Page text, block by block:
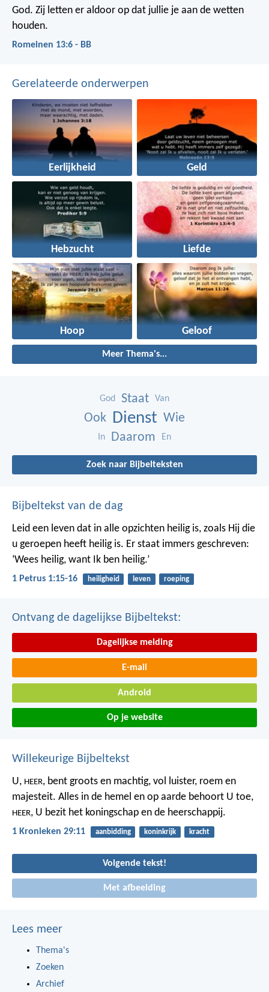
God. Zij letten er aldoor op dat jullie je aan de wetten
houden.
Romeinen 13:6 - BB
Gerelateerde onderwerpen
Eerlijkheid Geld
Hebzucht Liefde
Hoop Geloof
Meer Thema's...
God Staat Van
Ook Dienst Wie
In Daarom En
Zoek naar Bijbelteksten
Bijbeltekst van de dag
Leid een leven dat in alle opzichten heilig is, zoals Hij die
u geroepen heeft heilig is. Er staat immers geschreven:
‘Wees heilig, want Ik ben heilig.’
1 Petrus 1:15-16 heiligheid leven roeping
Ontvang de dagelijkse Bijbeltekst:
Dagelijkse melding
E-mail
Android
Op je website
Willekeurige Bijbeltekst
U, HEER, bent groots en machtig, vol luister, roem en
majesteit. Alles in de hemel en op aarde behoort U toe,
HEER, U bezit het koningschap en de heerschappij.
1 Kronieken 29:11 aanbidding koninkrijk kracht
Volgende tekst!
Met afbeelding
Lees meer
Thema's
Zoeken
Archief